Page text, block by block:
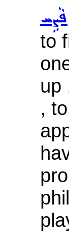
ܦܵܨܹܚ
to
up
,